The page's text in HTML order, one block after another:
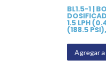
BL1.5-1 |
1.5 LPH
(188.5
Agregar